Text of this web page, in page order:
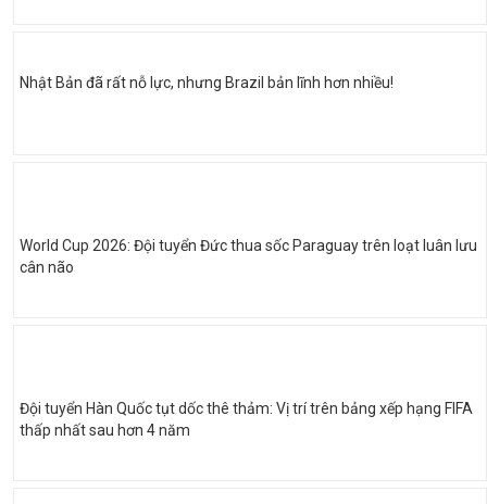
Nhật Bản đã rất nỗ lực, nhưng Brazil bản lĩnh hơn nhiều!
World Cup 2026: Đội tuyển Đức thua sốc Paraguay trên loạt luân lưu
cân não
Đội tuyển Hàn Quốc tụt dốc thê thảm: Vị trí trên bảng xếp hạng FIFA
thấp nhất sau hơn 4 năm